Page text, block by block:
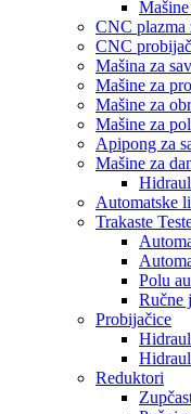
CNC plazma
CNC
Mašina za
Mašine za
Mašine za
Mašine za
Apipong za
Mašine za
Automatske
Trakaste
Polu
Ručne
Probijačice
Reduktori